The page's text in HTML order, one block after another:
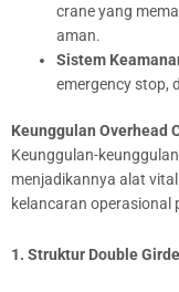
crane yang
aman.
Sistem
emergency stop,
Keunggulan Overhead
Keunggulan-
menjadikannya alat
kelancaran operasional
1. Struktur Double